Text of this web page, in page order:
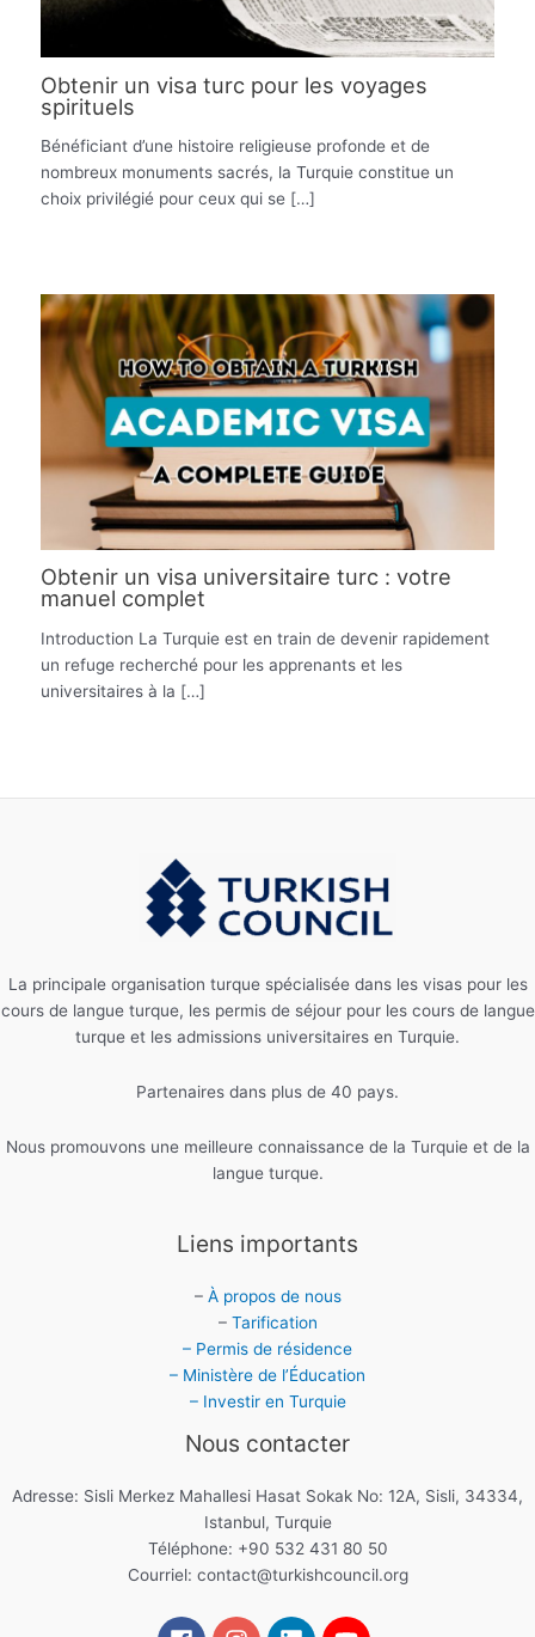
Obtenir un visa turc pour les voyages
spirituels
Bénéficiant d’une histoire religieuse profonde et de
nombreux monuments sacrés, la Turquie constitue un
choix privilégié pour ceux qui se […]
Obtenir un visa universitaire turc : votre
manuel complet
Introduction La Turquie est en train de devenir rapidement
un refuge recherché pour les apprenants et les
universitaires à la […]
La principale organisation turque spécialisée dans les visas pour les
cours de langue turque, les permis de séjour pour les cours de langue
turque et les admissions universitaires en Turquie.
Partenaires dans plus de 40 pays.
Nous promouvons une meilleure connaissance de la Turquie et de la
langue turque.
Liens importants
– À propos de nous
– Tarification
– Permis de résidence
– Ministère de l’Éducation
– Investir en Turquie
Nous contacter
Adresse: Sisli Merkez Mahallesi Hasat Sokak No: 12A, Sisli, 34334,
Istanbul, Turquie
Téléphone: +90 532 431 80 50
Courriel: contact@turkishcouncil.org